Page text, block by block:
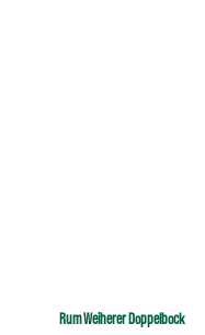
Rum Weiherer Doppelbock